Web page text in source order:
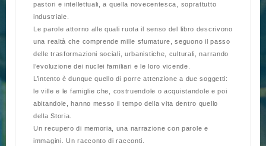
pastori e in­tel­lettuali, a quel­la novecentesca, soprattutto
industriale.
Le parole attorno alle quali ruota il senso del libro descrivono
una realtà che comprende mille sfumature, seguono il passo
delle trasformazioni sociali, urbanistiche, culturali, narrando
l’evoluzione dei nuclei familiari e le loro vicende.
L’intento è dunque quello di porre attenzione a due soggetti:
le ville e le famiglie che, costruendole o acquistandole e poi
abitandole, hanno messo il tempo della vita dentro quello
della Storia.
Un recupero di memoria, una narrazione con parole e
immagini. Un racconto di racconti.